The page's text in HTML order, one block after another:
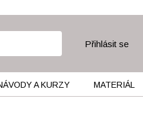
Přihlásit se
A KURZY MATERIÁL